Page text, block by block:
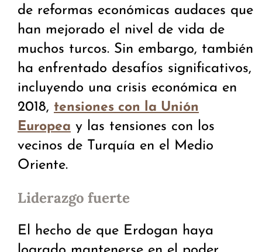
de reformas económicas audaces que
han mejorado el nivel de vida de
muchos turcos. Sin embargo, también
ha enfrentado desafíos significativos,
incluyendo una crisis económica en
2018, tensiones con la Unión
Europea y las tensiones con los
vecinos de Turquía en el Medio
Oriente.
Liderazgo fuerte
El hecho de que Erdogan haya